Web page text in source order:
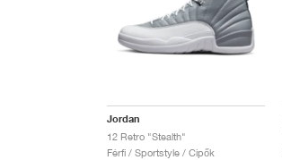
Jordan
12 Retro "Stealth"
Férfi / Sportstyle / Cipők